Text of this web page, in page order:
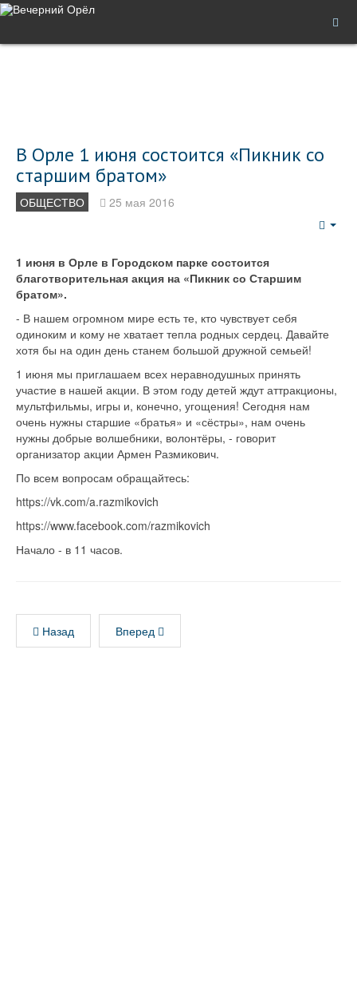
В Орле 1 июня состоится «Пикник со
старшим братом»
ОБЩЕСТВО 25 мая 2016
1 июня в Орле в Городском парке состоится
благотворительная акция на «Пикник со Старшим
братом».
- В нашем огромном мире есть те, кто чувствует себя
одиноким и кому не хватает тепла родных сердец. Давайте
хотя бы на один день станем большой дружной семьей!
1 июня мы приглашаем всех неравнодушных принять
участие в нашей акции. В этом году детей ждут аттракционы,
мультфильмы, игры и, конечно, угощения! Сегодня нам
очень нужны старшие «братья» и «сёстры», нам очень
нужны добрые волшебники, волонтёры, - говорит
организатор акции Армен Размикович.
По всем вопросам обращайтесь:
https://vk.com/a.razmikovich
https://www.facebook.com/razmikovich
Начало - в 11 часов.
Назад Вперед